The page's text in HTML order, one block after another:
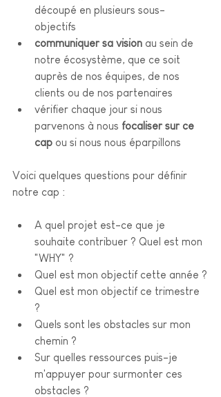
découpé en plusieurs sous-
objectifs
communiquer sa vision au sein de
notre écosystème, que ce soit
auprès de nos équipes, de nos
clients ou de nos partenaires
vérifier chaque jour si nous
parvenons à nous focaliser sur ce
cap ou si nous nous éparpillons
Voici quelques questions pour définir
notre cap :
A quel projet est-ce que je
souhaite contribuer ? Quel est mon
"WHY" ?
Quel est mon objectif cette année ?
Quel est mon objectif ce trimestre
?
Quels sont les obstacles sur mon
chemin ?
Sur quelles ressources puis-je
m'appuyer pour surmonter ces
obstacles ?